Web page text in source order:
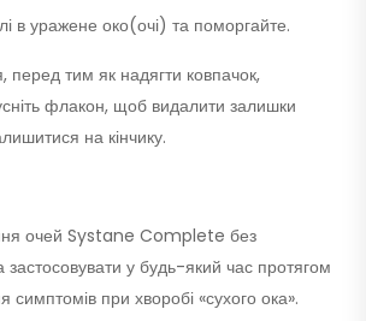
в уражене око(очі) та поморгайте.
перед тим як надягти ковпачок,
флакон, щоб видалити залишки
на кінчику.
очей Systane Complete без
застосовувати у будь-який час протягом
при хворобі «сухого ока».